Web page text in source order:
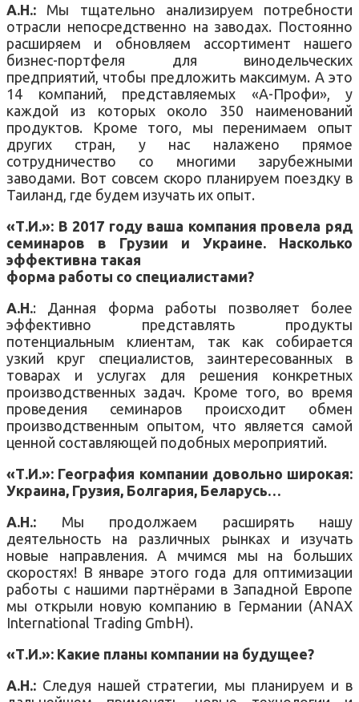
А.Н.: Мы тщательно анализируем потребности
отрасли непосредственно на заводах. Постоянно
расширяем и обновляем ассортимент нашего
бизнес-портфеля для винодельческих
предприятий, чтобы предложить максимум. А это
14 компаний, представляемых «А-Профи», у
каждой из которых около 350 наименований
продуктов. Кроме того, мы перенимаем опыт
других стран, у нас налажено прямое
сотрудничество со многими зарубежными
заводами. Вот совсем скоро планируем поездку в
Таиланд, где будем изучать их опыт.
«Т.И.»: В 2017 году ваша компания провела ряд
семинаров в Грузии и Украине. Насколько
эффективна такая
форма работы со специалистами?
А.Н.: Данная форма работы позволяет более
эффективно представлять продукты
потенциальным клиентам, так как собирается
узкий круг специалистов, заинтересованных в
товарах и услугах для решения конкретных
производственных задач. Кроме того, во время
проведения семинаров происходит обмен
производственным опытом, что является самой
ценной составляющей подобных мероприятий.
«Т.И.»: География компании довольно широкая:
Украина, Грузия, Болгария, Беларусь…
А.Н.: Мы продолжаем расширять нашу
деятельность на различных рынках и изучать
новые направления. А мчимся мы на больших
скоростях! В январе этого года для оптимизации
работы с нашими партнёрами в Западной Европе
мы открыли новую компанию в Германии (ANAX
International Trading GmbH).
«Т.И.»: Какие планы компании на будущее?
А.Н.: Следуя нашей стратегии, мы планируем и в